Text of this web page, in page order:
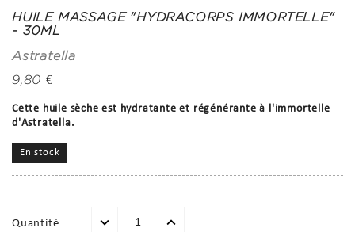
HUILE MASSAGE "HYDRACORPS IMMORTELLE"
- 30ML
Astratella
9,80 €
Cette huile sèche est hydratante et régénérante à l'immortelle
d'Astratella.
En stock
Quantité